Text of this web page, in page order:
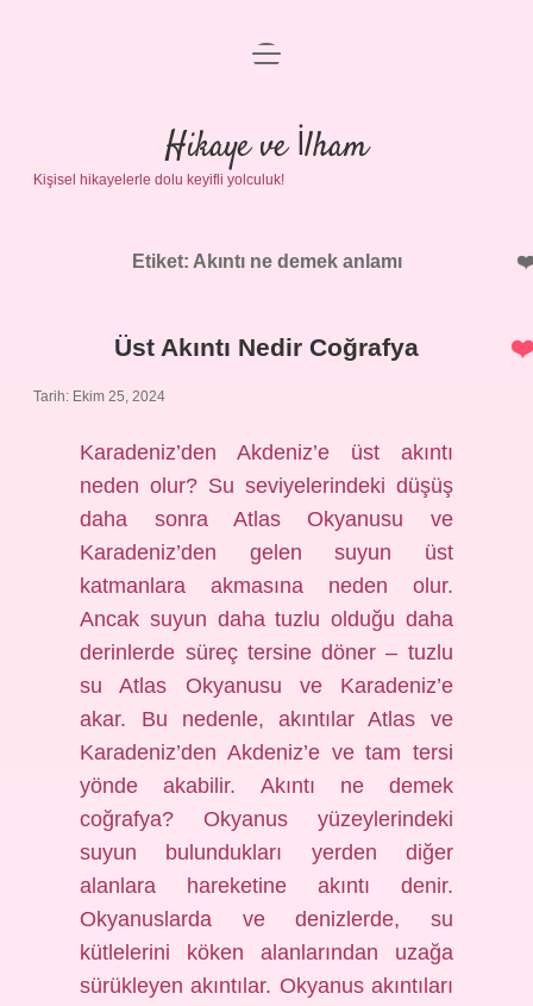
Anasayfa
Gizlilik Politikası
Yasal Uyarı
menüyü
Hikaye ve İlham
Kişisel hikayelerle dolu keyifli yolculuk!
Etiket: Akıntı ne demek anlamı
Üst Akıntı Nedir Coğrafya
Tarih: Ekim 25, 2024
Karadeniz’den Akdeniz’e üst akıntı
neden olur? Su seviyelerindeki düşüş
daha sonra Atlas Okyanusu ve
Karadeniz’den gelen suyun üst
katmanlara akmasına neden olur.
Ancak suyun daha tuzlu olduğu daha
derinlerde süreç tersine döner – tuzlu
su Atlas Okyanusu ve Karadeniz’e
akar. Bu nedenle, akıntılar Atlas ve
Karadeniz’den Akdeniz’e ve tam tersi
yönde akabilir. Akıntı ne demek
coğrafya? Okyanus yüzeylerindeki
suyun bulundukları yerden diğer
alanlara hareketine akıntı denir.
Okyanuslarda ve denizlerde, su
kütlelerini köken alanlarından uzağa
sürükleyen akıntılar. Okyanus akıntıları